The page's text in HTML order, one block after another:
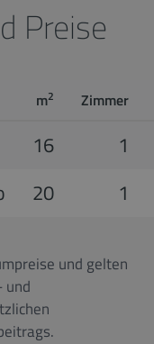
Preise
m2 Zimmer
16
1
20 1
und gelten
und